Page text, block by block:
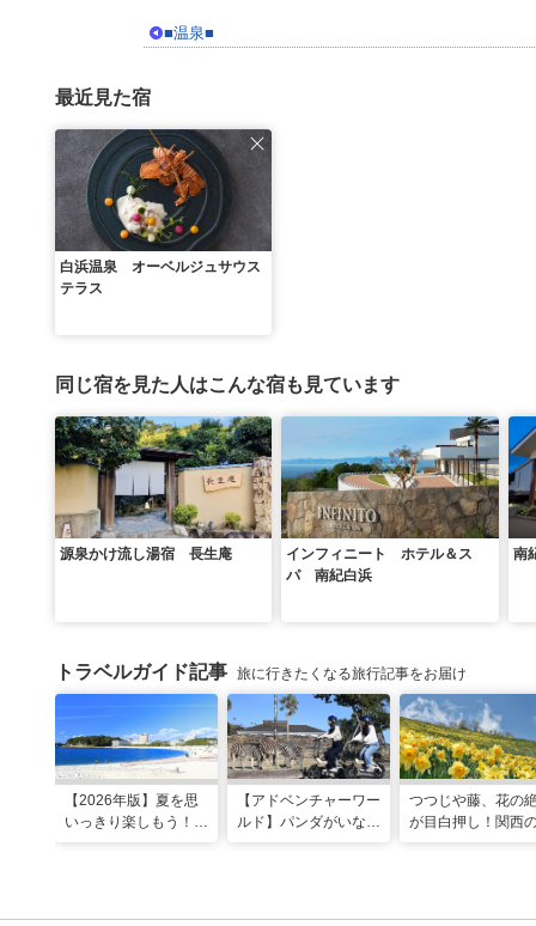
■温泉■
最近見た宿
白浜温泉 オーベルジュサウス
テラス
同じ宿を見た人はこんな宿も見ています
源泉かけ流し湯宿 長生庵
インフィニート ホテル＆ス
パ 南紀白浜
南
トラベルガイド記事 旅に行きたくなる旅行記事をお届け
【2026年版】夏を思
いっきり楽しもう！関
【アドベンチャーワー
ルド】パンダがいなく
つつじや藤、花の
が目白押し！関西